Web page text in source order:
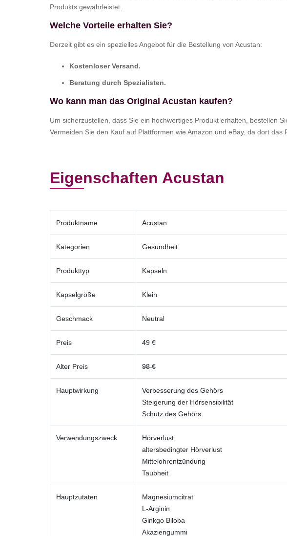
Produkts gewährleistet.
Welche Vorteile erhalten Sie?
Derzeit gibt es ein spezielles Angebot für die Bestellung von Acustan:
Kostenloser Versand.
Beratung durch Spezialisten.
Wo kann man das Original Acustan kaufen?
Um sicherzustellen, dass Sie ein hochwertiges Produkt erhalten, bestellen
Vermeiden Sie den Kauf auf Plattformen wie Amazon und eBay, da dort
Eigenschaften Acustan
Produktname Acustan
Kategorien Gesundheit
Produkttyp Kapseln
Kapselgröße Klein
Geschmack Neutral
Preis 49 €
Alter Preis 98 €
Hauptwirkung
Verbesserung des Gehörs
Steigerung der Hörsensibilität
Schutz des Gehörs
Verwendungszweck
Hörverlust
altersbedingter Hörverlust
Mittelohrentzündung
Taubheit
Hauptzutaten
Magnesiumcitrat
L-Arginin
Ginkgo Biloba
Akaziengummi